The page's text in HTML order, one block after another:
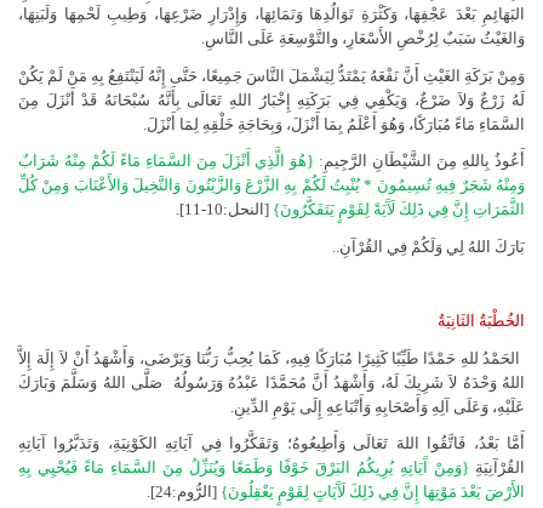
البَهَائِمِ بَعْدَ عَجْفِهَا، وَكَثْرَةِ تَوَالُدِهَا وَنَمَائِهَا، وَإِدْرَارِ ضَرْعِهَا، وَطِيبِ لَحْمِهَا وَلَبَنِهَا،
وَالغَيْثُ سَبَبٌ لِرُخْصِ الأَسْعَارِ، والتَّوْسِعَةِ عَلَى النَّاسِ.
وَمِنْ بَرَكَةِ الغَيْثِ أَنَّ نَفْعَهُ يَمْتَدُّ لِيَشْمَلَ النَّاسَ جَمِيعًا، حَتَّى إِنَّهُ لَيَنْتَفِعُ بِهِ مَنْ لَمْ يَكُنْ
لَهُ زَرْعٌ وَلاَ ضَرْعٌ، وَيَكْفِي فِي بَرَكَتِهِ إِخْبَارُ اللهِ تَعَالَى بِأَنَّهُ سُبْحَانَهُ قَدْ أَنْزَلَ مِنَ
السَّمَاءِ مَاءً مُبَارَكًا، وَهُوَ أَعْلَمُ بِمَا أَنْزَلَ، وَبِحَاجَةِ خَلْقِهِ لِمَا أَنْزَلَ.
أَعُوذُ بِاللهِ مِنَ الشَّيْطَانِ الرَّجِيمِ: {هُوَ الَّذِي أَنْزَلَ مِنَ السَّمَاءِ مَاءً لَكُمْ مِنْهُ شَرَابٌ
وَمِنْهُ شَجَرٌ فِيهِ تُسِيمُونَ * يُنْبِتُ لَكُمْ بِهِ الزَّرْعَ وَالزَّيْتُونَ وَالنَّخِيلَ وَالأَعْنَابَ وَمِنْ كُلِّ
الثَّمَرَاتِ إِنَّ فِي ذَلِكَ لَآَيَةً لِقَوْمٍ يَتَفَكَّرُونَ} [النحل:10-11].
بَارَكَ اللهُ لِي وَلَكُمْ فِي القُرْآنِ..
الخُطْبَةُ الثَانِيَةُ
الحَمْدُ للهِ حَمْدًا طَيِّبًا كَثِيرًا مُبَارَكًا فِيهِ، كَمَا يُحِبُّ رَبُّنَا وَيَرْضَى، وَأَشْهَدُ أَنْ لاَ إِلَهَ إِلاَّ
اللهُ وَحْدَهُ لاَ شَرِيكَ لَهُ، وَأَشْهَدُ أَنَّ مُحَمَّدًا عَبْدُهُ وَرَسُولُهُ
صَلَّى اللهُ وَسَلَّمَ وَبَارَكَ
عَلَيْهِ، وَعَلَى آلِهِ وَأَصْحَابِهِ وَأَتْبَاعِهِ إِلَى يَوْمِ الدِّينِ.
أَمَّا بَعْدُ، فَاتَّقُوا اللهَ تَعَالَى وَأَطِيعُوهُ؛ وَتَفَكَّرُوا فِي آيَاتِهِ الكَوْنِيَةِ، وَتَدَبَّرُوا آيَاتِهِ
القُرْآنِيَةِ {وَمِنْ آَيَاتِهِ يُرِيكُمُ البَرْقَ خَوْفًا وَطَمَعًا وَيُنَزِّلُ مِنَ السَّمَاءِ مَاءً فَيُحْيِي بِهِ
الأَرْضَ بَعْدَ مَوْتِهَا إِنَّ فِي ذَلِكَ لَآَيَاتٍ لِقَوْمٍ يَعْقِلُونَ} [الرُّوم:24].